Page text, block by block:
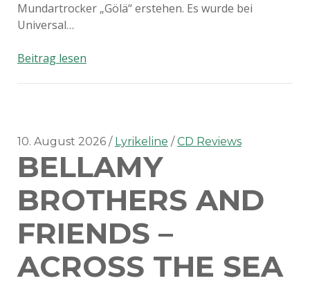
Mundartrocker „Gölä“ erstehen. Es wurde bei
Universal…
Beitrag lesenBellamy
Mermaid
Cowgirl
10. August 2026 Lyrikeline CD Reviews
BELLAMY
BROTHERS AND
FRIENDS –
ACROSS THE SEA